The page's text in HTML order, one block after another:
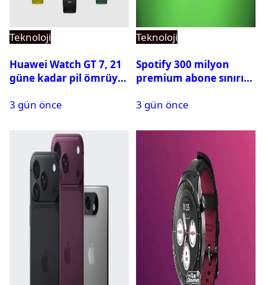
Teknoloji
Huawei Watch GT 7, 21
güne kadar pil ömrüyle
3 gün önce
Teknoloji
Spotify 300 milyon
premium abone sınırını
3 gün önce